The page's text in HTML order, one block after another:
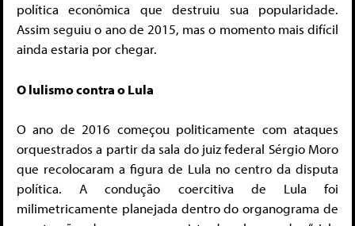
política econômica que destruiu sua popularidade.
Assim seguiu o ano de 2015, mas o momento mais difícil
ainda estaria por chegar.
O lulismo contra o Lula
O ano de 2016 começou politicamente com ataques
orquestrados a partir da sala do juiz federal Sérgio Moro
que recolocaram a figura de Lula no centro da disputa
política. A condução coercitiva de Lula foi
milimetricamente planejada dentro do organograma de